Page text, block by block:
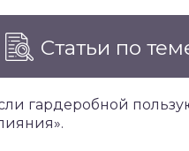
Статьи по
гардеробной